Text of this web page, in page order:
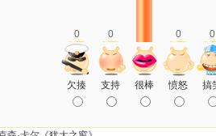
0 0 0 0
欠揍 支持 很棒 愤怒 搞